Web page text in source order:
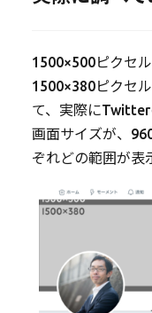
1500×500ピクセ
1500×380ピクセ
て、実際にTwitter
画面サイズが、
ぞれどの範囲が表